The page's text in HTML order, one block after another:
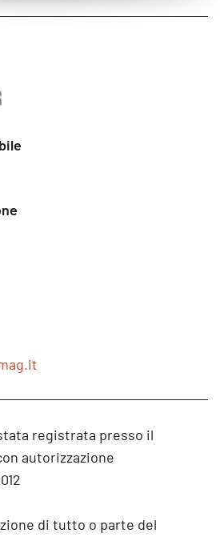
registrata presso il
autorizzazione
di tutto o parte del